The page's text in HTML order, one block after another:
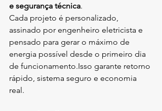
e segurança técnica.
Cada projeto é personalizado,
assinado por engenheiro eletricista e
pensado para gerar o máximo de
energia possível desde o primeiro dia
de funcionamento.Isso garante retorno
rápido, sistema seguro e economia
real.